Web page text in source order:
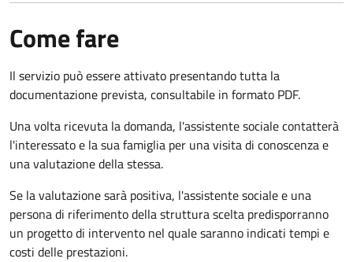
Come fare
Il servizio può essere attivato presentando tutta la
documentazione prevista, consultabile in formato PDF.
Una volta ricevuta la domanda, l'assistente sociale contatterà
l'interessato e la sua famiglia per una visita di conoscenza e
una valutazione della stessa.
Se la valutazione sarà positiva, l'assistente sociale e una
persona di riferimento della struttura scelta predisporranno
un progetto di intervento nel quale saranno indicati tempi e
costi delle prestazioni.